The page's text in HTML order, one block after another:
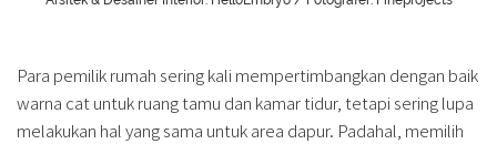
Para pemilik rumah sering kali mempertimbangkan dengan baik
warna cat untuk ruang tamu dan kamar tidur, tetapi sering lupa
melakukan hal yang sama untuk area dapur. Padahal, memilih